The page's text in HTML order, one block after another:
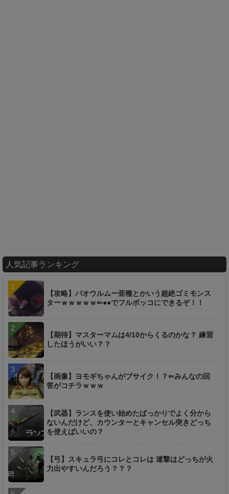
人気記事ランキング
【攻略】パオウルムー亜種とかいう超絶ゴミモンス
ターｗｗｗｗｗ⇐●●でフルボッコにできるぞ！！
【期待】マスターマムは4/10からくるのかな？ 練習
したほうがいい？？
【画像】ヨモギちゃんがブサイク！？⇐みんなの回
答がコチラｗｗｗ
【武器】ランスを使い始めたばっかりでよく分から
ないんだけど、カウンターとキャンセル突きどっち
を使えばいいの？
【弓】スキュラ弓にコレとコレは 連撃はどっちが火
力出やすいんだろう？？？